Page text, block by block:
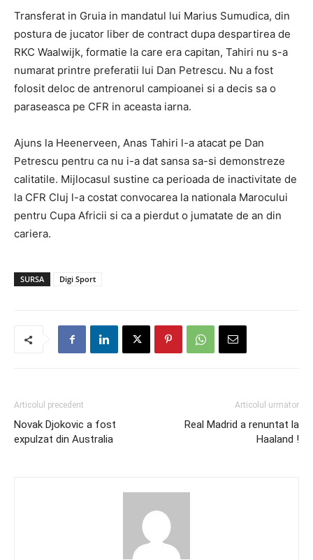
Transferat in Gruia in mandatul lui Marius Sumudica, din
postura de jucator liber de contract dupa despartirea de
RKC Waalwijk, formatie la care era capitan, Tahiri nu s-a
numarat printre preferatii lui Dan Petrescu. Nu a fost
folosit deloc de antrenorul campioanei si a decis sa o
paraseasca pe CFR in aceasta iarna.
Ajuns la Heenerveen, Anas Tahiri l-a atacat pe Dan
Petrescu pentru ca nu i-a dat sansa sa-si demonstreze
calitatile. Mijlocasul sustine ca perioada de inactivitate de
la CFR Cluj l-a costat convocarea la nationala Marocului
pentru Cupa Africii si ca a pierdut o jumatate de an din
cariera.
SURSA Digi Sport
Articolul precedent
Novak Djokovic a fost
expulzat din Australia
Articolul urmator
Real Madrid a renuntat la
Haaland !